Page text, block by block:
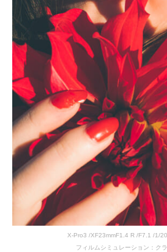
X-Pro3 /XF23mmF1.4 R /F7.1 /1/
フィルムシミュレーション：ク